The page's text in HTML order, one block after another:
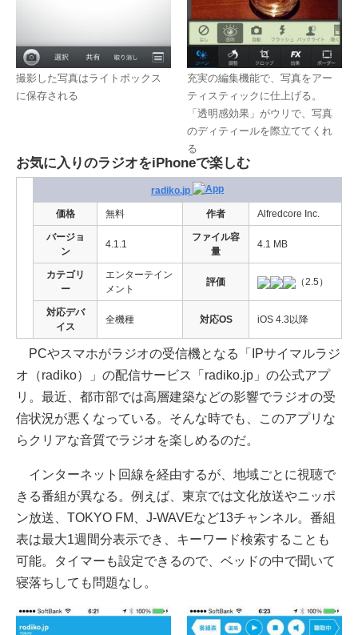
撮影した写真はライトボックス
に保存される
充実の編集機能で、写真をアー
ティスティックに仕上げる。
「透明感効果」がウリで、写真
のディティールを際立ててくれ
る
お気に入りのラジオをiPhoneで楽しむ
radiko.jp
価格 無料 作者 Alfredcore Inc.
バージョ
ン
4.1.1
ファイル容
量
4.1 MB
カテゴリ
ー
エンターテイン
メント
評価 （2.5）
対応デバ
イス
全機種 対応OS iOS 4.3以降
PCやスマホがラジオの受信機となる「IPサイマルラジ
オ（radiko）」の配信サービス「radiko.jp」の公式アプ
リ。最近、都市部では高層建築などの影響でラジオの受
信状況が悪くなっている。そんな時でも、このアプリな
らクリアな音質でラジオを楽しめるのだ。
インターネット回線を経由するが、地域ごとに視聴で
きる番組が異なる。例えば、東京では文化放送やニッポ
ン放送、TOKYO FM、J-WAVEなど13チャンネル。番組
表は最大1週間分表示でき、キーワード検索することも
可能。タイマーも設定できるので、ベッドの中で聞いて
寝落ちしても問題なし。